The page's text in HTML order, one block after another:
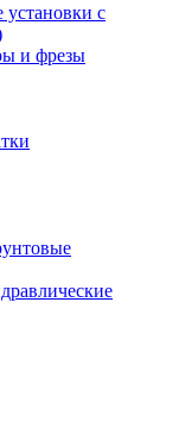
установки с
и фрезы